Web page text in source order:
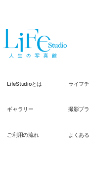
LifeStudioとは ライフ
ギャラリー 撮影プ
ご利用の流れ よくあ